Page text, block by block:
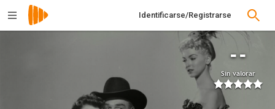
Identificarse/Registrarse
--
Sin valorar